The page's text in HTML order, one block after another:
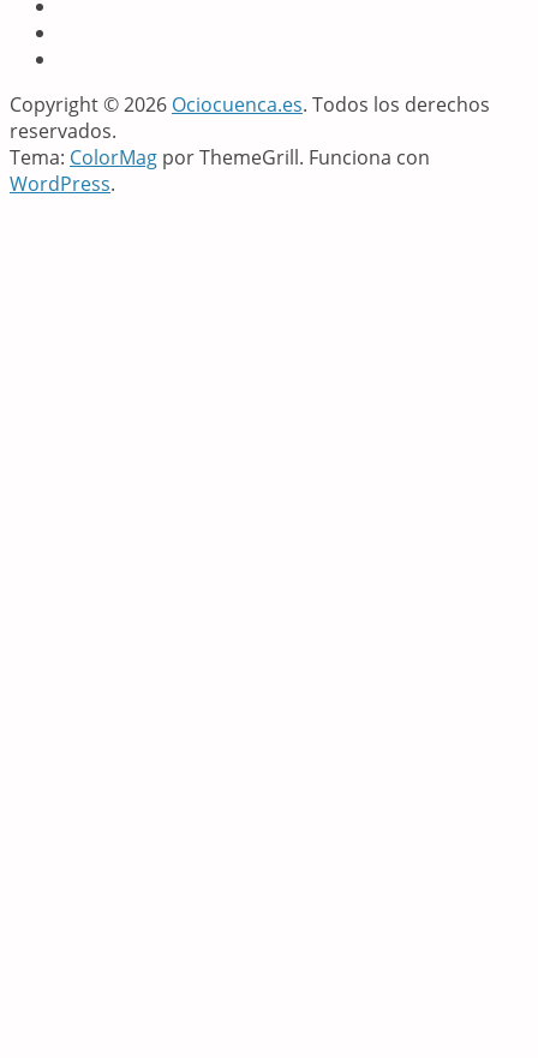
Copyright © 2026 Ociocuenca.es. Todos los derechos
reservados.
Tema: ColorMag por ThemeGrill. Funciona con
WordPress.